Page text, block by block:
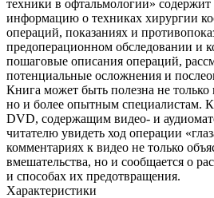
техники в офтальмологии»
информацию о техниках хирургии
операций, показаниях и
предоперационном обследовании и
пошаговые описания операций,
потенциальные осложнения и
Книга может быть полезна не
но и более опытным специалистам.
DVD, содержащим видео- и
читателю увидеть ход операции
комментариях к видео не только
вмешательства, но и сообщается о
и способах их предотвращения.
Характеристики